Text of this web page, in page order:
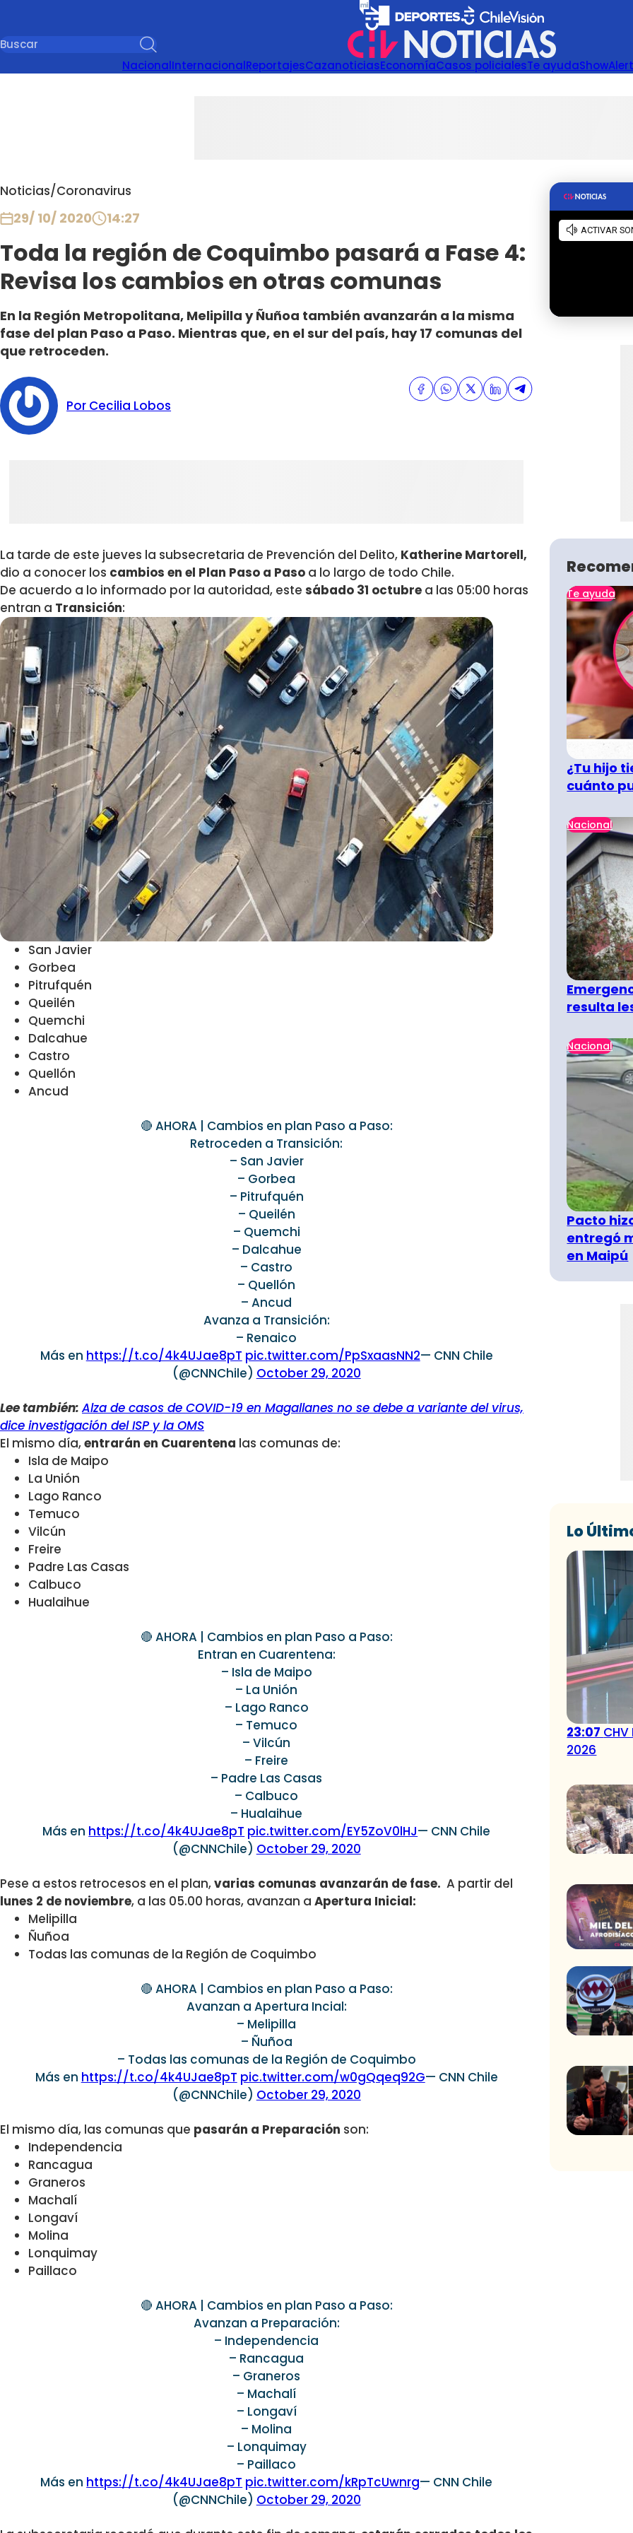
NacionalInternacionalReportajesCazanoticiasEconomíaCasos policialesTe ayudaShow
Noticias/Coronavirus
29/ 10/ 2020 14:27
Toda la región de Coquimbo pasará a Fase 4:
Revisa los cambios en otras comunas
En la Región Metropolitana, Melipilla y Ñuñoa también avanzarán a la misma
fase del plan Paso a Paso. Mientras que, en el sur del país, hay 17 comunas del
que retroceden.
Por Cecilia Lobos
La tarde de este jueves la subsecretaria de Prevención del Delito, Katherine Martorell,
dio a conocer los cambios en el Plan Paso a Paso a lo largo de todo Chile.
De acuerdo a lo informado por la autoridad, este sábado 31 octubre a las 05:00 horas
entran a Transición:
San Javier
Gorbea
Pitrufquén
Queilén
Quemchi
Dalcahue
Castro
Quellón
Ancud
🔴 AHORA | Cambios en plan Paso a Paso:
Retroceden a Transición:
– San Javier
– Gorbea
– Pitrufquén
– Queilén
– Quemchi
– Dalcahue
– Castro
– Quellón
– Ancud
Avanza a Transición:
– Renaico
Más en https://t.co/4k4UJae8pT pic.twitter.com/PpSxaasNN2— CNN Chile
(@CNNChile) October 29, 2020
Lee también: Alza de casos de COVID-19 en Magallanes no se debe a variante del virus,
dice investigación del ISP y la OMS
El mismo día,entrarán en Cuarentena las comunas de:
Isla de Maipo
La Unión
Lago Ranco
Temuco
Vilcún
Freire
Padre Las Casas
Calbuco
Hualaihue
🔴 AHORA | Cambios en plan Paso a Paso:
Entran en Cuarentena:
– Isla de Maipo
– La Unión
– Lago Ranco
– Temuco
– Vilcún
– Freire
– Padre Las Casas
– Calbuco
– Hualaihue
Más en https://t.co/4k4UJae8pT pic.twitter.com/EY5ZoV0lHJ— CNN Chile
(@CNNChile) October 29, 2020
Pese a estos retrocesos en el plan,varias comunas avanzarán de fase. A partir del
lunes 2 de noviembre, a las 05.00 horas, avanzan a Apertura Inicial:
Melipilla
Ñuñoa
Todas las comunas de la Región de Coquimbo
🔴 AHORA | Cambios en plan Paso a Paso:
Avanzan a Apertura Incial:
– Melipilla
– Ñuñoa
– Todas las comunas de la Región de Coquimbo
Más en https://t.co/4k4UJae8pT pic.twitter.com/w0gQqeq92G— CNN Chile
(@CNNChile) October 29, 2020
El mismo día, las comunas que pasarán a Preparación son:
Independencia
Rancagua
Graneros
Machalí
Longaví
Molina
Lonquimay
Paillaco
🔴 AHORA | Cambios en plan Paso a Paso:
Avanzan a Preparación:
– Independencia
– Rancagua
– Graneros
– Machalí
– Longaví
– Molina
– Lonquimay
– Paillaco
Más en https://t.co/4k4UJae8pT pic.twitter.com/kRpTcUwnrg— CNN Chile
(@CNNChile) October 29, 2020
Te ayuda
¿Tu hijo
cuánto
Nacional
resulta
Nacional
Pacto
entregó
en Maipú
Lo
23:07
2026